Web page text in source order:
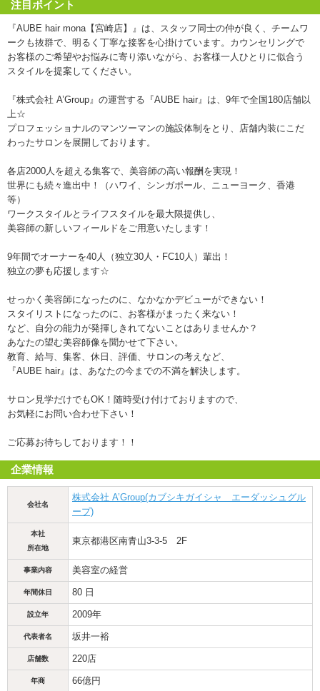
注目ポイント
『AUBE hair mona【宮崎店】』は、スタッフ同士の仲が良く、チームワ
ークも抜群で、明るく丁寧な接客を心掛けています。カウンセリングで
お客様のご希望やお悩みに寄り添いながら、お客様一人ひとりに似合う
スタイルを提案してください。
『株式会社 A’Group』の運営する『AUBE hair』は、9年で全国180店舗以
上☆
プロフェッショナルのマンツーマンの施設体制をとり、店舗内装にこだ
わったサロンを展開しております。
各店2000人を超える集客で、美容師の高い報酬を実現！
世界にも続々進出中！（ハワイ、シンガポール、ニューヨーク、香港
等）
ワークスタイルとライフスタイルを最大限提供し、
美容師の新しいフィールドをご用意いたします！
9年間でオーナーを40人（独立30人・FC10人）輩出！
独立の夢も応援します☆
せっかく美容師になったのに、なかなかデビューができない！
スタイリストになったのに、お客様がまったく来ない！
など、自分の能力が発揮しきれてないことはありませんか？
あなたの望む美容師像を聞かせて下さい。
教育、給与、集客、休日、評価、サロンの考えなど、
『AUBE hair』は、あなたの今までの不満を解決します。
サロン見学だけでもOK！随時受け付けておりますので、
お気軽にお問い合わせ下さい！
ご応募お待ちしております！！
企業情報
会社名
株式会社 A’Group(カブシキガイシャ エーダッシュグル
ープ)
本社
所在地
東京都港区南青山3-3-5 2F
事業内容 美容室の経営
年間休日 80 日
設立年 2009年
代表者名 坂井一裕
店舗数 220店
年商 66億円